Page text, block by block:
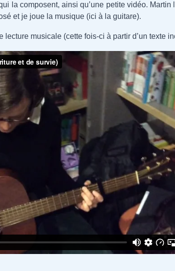
la composent, ainsi qu’une petite vidéo.
et je joue la musique (ici à la guitare).
musicale (cette fois-ci à partir d’un texte